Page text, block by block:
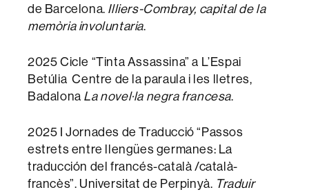
de Barcelona. Illiers-Combray, capital de la
memòria involuntaria.
2025 Cicle “Tinta Assassina” a L’Espai
Betúlia Centre de la paraula i les lletres,
Badalona La novel·la negra francesa.
2025 I Jornades de Traducció “Passos
estrets entre llengües germanes: La
traducción del francés-català /català-
francès”. Universitat de Perpinyà. Traduir